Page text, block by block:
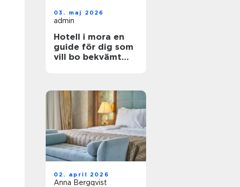
03. maj 2026
admin
Hotell i mora en
guide för dig som
vill bo bekvämt
02. april 2026
Anna Bergqvist